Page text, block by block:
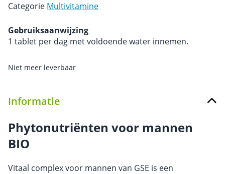
Categorie Multivitamine
Gebruiksaanwijzing
1 tablet per dag met voldoende water innemen.
Niet meer leverbaar
Informatie
Phytonutriënten voor mannen
BIO
Vitaal complex voor mannen van GSE is een